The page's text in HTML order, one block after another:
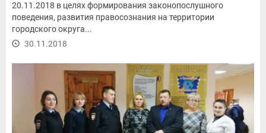
20.11.2018 в целях формирования законопослушного
поведения, развития правосознания на территории
городского округа...
30.11.2018